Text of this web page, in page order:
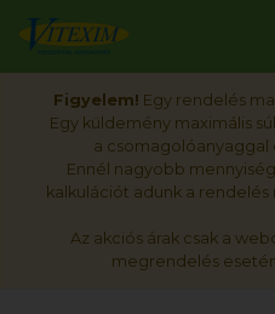
Figyelem! Egy rendelés
Egy küldemény maximális
a
Ennél nagyobb
kalkulációt adunk a
Az akciós árak csak a
megrendelés